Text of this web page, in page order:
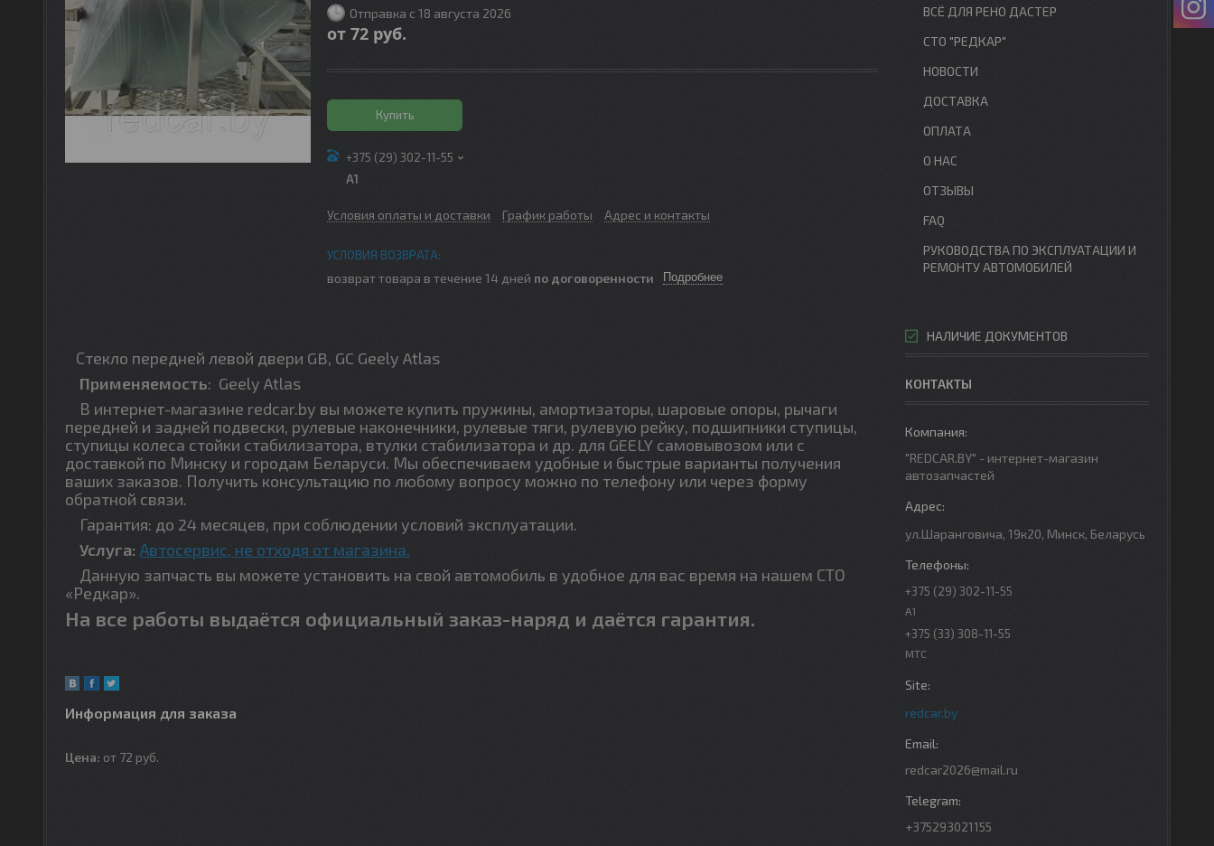
Отправка с 18 августа 2026
от 72 руб.
Купить
+375 (29) 302-11-55
A1
Условия оплаты и доставки График работы Адрес и контакты
возврат товара в течение 14 дней по договоренности Подробнее
Стекло передней левой двери GB, GC Geely Atlas
Применяемость: Geely Atlas
В интернет-магазине redcar.by вы можете купить пружины, амортизаторы, шаровые опоры, рычаги
передней и задней подвески, рулевые наконечники, рулевые тяги, рулевую рейку, подшипники ступицы,
ступицы колеса стойки стабилизатора, втулки стабилизатора и др. для GEELY самовывозом или с
доставкой по Минску и городам Беларуси. Мы обеспечиваем удобные и быстрые варианты получения
ваших заказов. Получить консультацию по любому вопросу можно по телефону или через форму
обратной связи.
Гарантия: до 24 месяцев, при соблюдении условий эксплуатации.
Услуга: Автосервис, не отходя от магазина.
Данную запчасть вы можете установить на свой автомобиль в удобное для вас время на нашем СТО
«Редкар».
На все работы выдаётся официальный заказ-наряд и даётся гарантия.
Информация для заказа
Цена: от 72 руб.
ВСЁ ДЛЯ РЕНО ДАСТЕР
СТО "РЕДКАР"
НОВОСТИ
ДОСТАВКА
ОПЛАТА
О НАС
ОТЗЫВЫ
FAQ
РУКОВОДСТВА ПО ЭКСПЛУАТАЦИИ И
РЕМОНТУ АВТОМОБИЛЕЙ
НАЛИЧИЕ ДОКУМЕНТОВ
КОНТАКТЫ
"REDCAR.BY" - интернет-магазин
автозапчастей
ул.Шаранговича, 19к20, Минск, Беларусь
+375 (29) 302-11-55
A1
+375 (33) 308-11-55
МТС
redcar.by
redcar2026@mail.ru
+375293021155